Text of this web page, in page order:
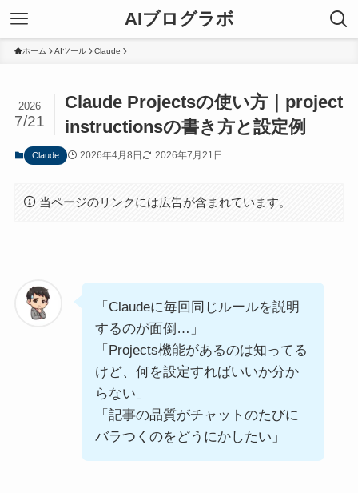
AIブログラボ
ホーム AIツール Claude
Claude Projectsの使い方｜project
instructionsの書き方と設定例
2026
7/21
Claude 2026年4月8日 2026年7月21日
当ページのリンクには広告が含まれています。
「Claudeに毎回同じルールを説明
するのが面倒…」
「Projects機能があるのは知ってる
けど、何を設定すればいいか分か
らない」
「記事の品質がチャットのたびに
バラつくのをどうにかしたい」